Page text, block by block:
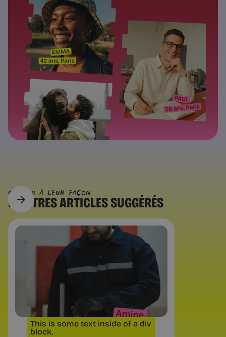
Communiqués de presse
SNCF choisit Chance pour aider
leurs collaboratrices à dessiner
un nouveau projet professionnel
L’égalité des chances est une priorité
du groupe SNCF. C’est pourquoi
l'entreprise a souhaité tester un
nouveau mode d’accompagnement
avec Chance.
CHACUN À Leur FAÇON
D’AUTRESARTICLES SUGGÉRÉS
This is some text inside of a div
block.